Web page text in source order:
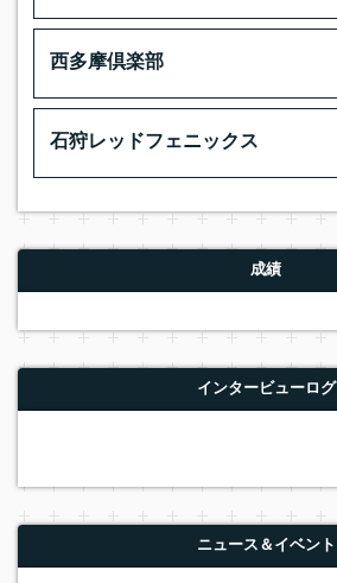
西多摩倶楽部
石狩レッドフェニックス
成績
インタービューログ
ニュース＆イベント